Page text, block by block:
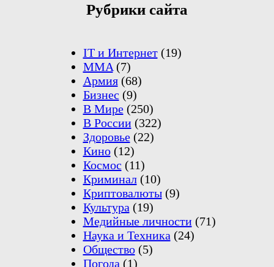
Рубрики сайта
IT и Интернет(19)
MMA(7)
Армия(68)
Бизнес (9)
В Мире(250)
В России(322)
Здоровье(22)
Кино(12)
Космос (11)
Криминал(10)
Криптовалюты(9)
Культура (19)
Медийные личности(71)
Наука и Техника (24)
Общество(5)
Погода (1)